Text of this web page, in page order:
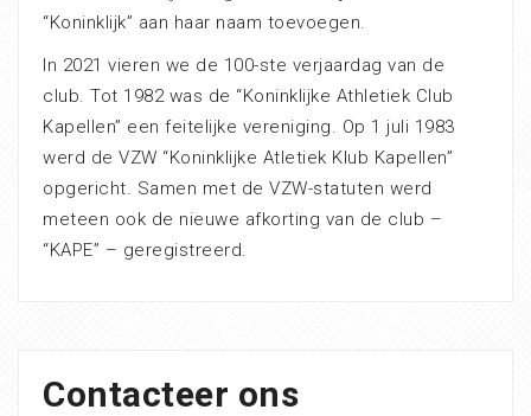
“Koninklijk” aan haar naam toevoegen.
In 2021 vieren we de 100-ste verjaardag van de
club. Tot 1982 was de “Koninklijke Athletiek Club
Kapellen” een feitelijke vereniging. Op 1 juli 1983
werd de VZW “Koninklijke Atletiek Klub Kapellen”
opgericht. Samen met de VZW-statuten werd
meteen ook de nieuwe afkorting van de club –
“KAPE” – geregistreerd.
Contacteer ons